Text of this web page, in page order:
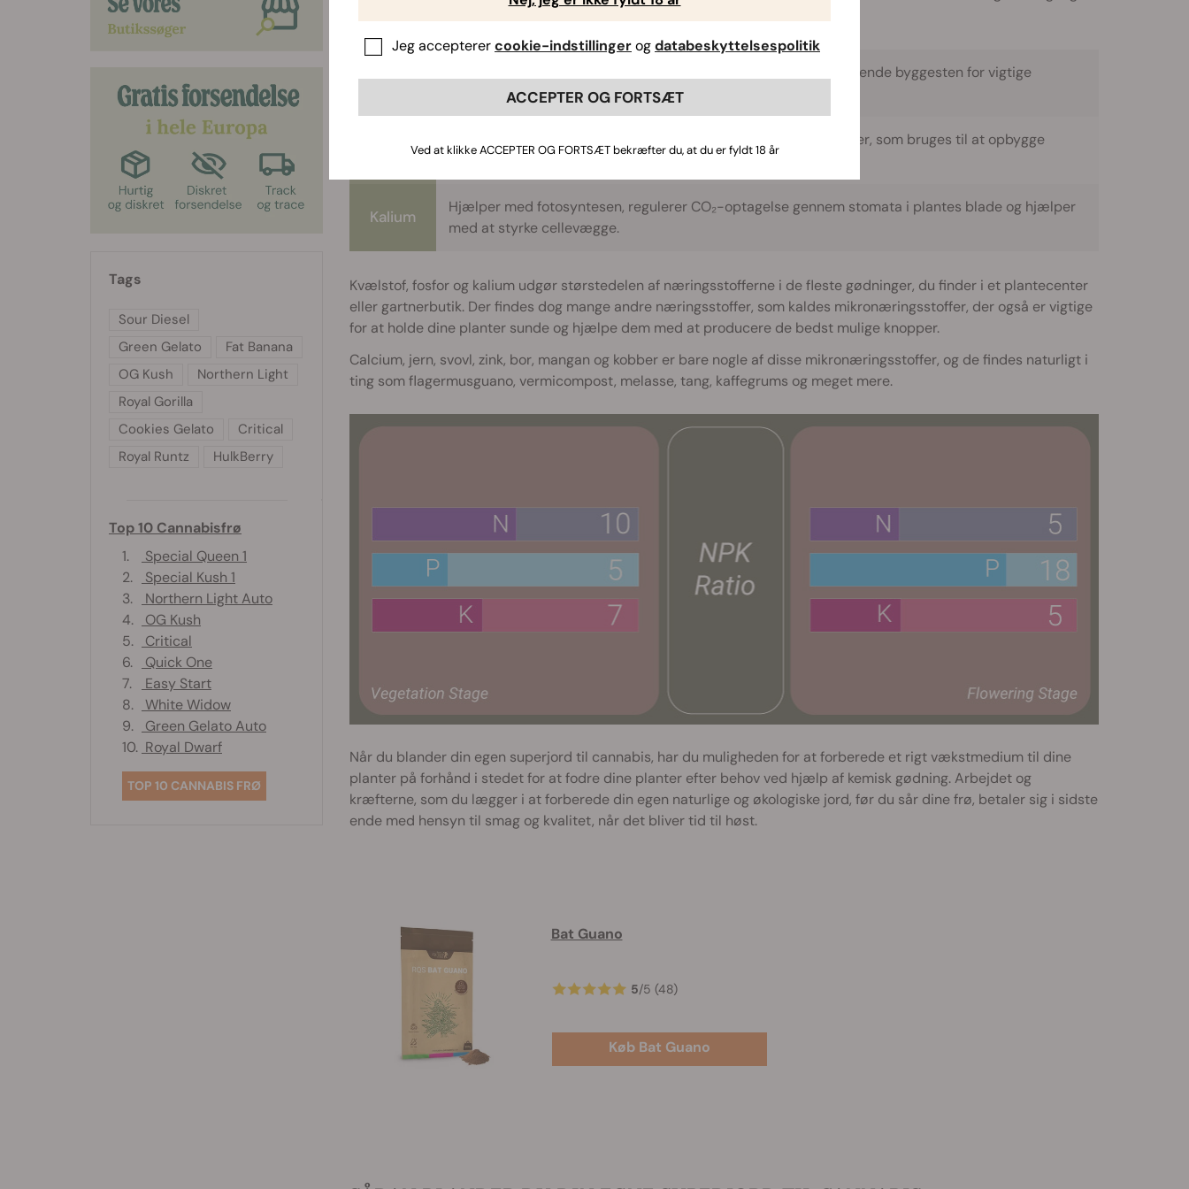
Kvælstof
Er en af hovedkomponenterne i klorofyl, og det er en grundlæggende byggesten for vigtige
aminosyrer.
Fosfor
Er afgørende for produktionen af adenosintrifosfat og fosfolipider, som bruges til at opbygge
cellemembraner.
Kalium
Hjælper med fotosyntesen, regulerer CO₂-optagelse gennem stomata i plantes blade og hjælper
med at styrke cellevægge.
Kvælstof, fosfor og kalium udgør størstedelen af næringsstofferne i de fleste gødninger, du finder i et plantecenter
eller gartnerbutik. Der findes dog mange andre næringsstoffer, som kaldes mikronæringsstoffer, der også er vigtige
for at holde dine planter sunde og hjælpe dem med at producere de bedst mulige knopper.
Calcium, jern, svovl, zink, bor, mangan og kobber er bare nogle af disse mikronæringsstoffer, og de findes naturligt i
ting som flagermusguano, vermicompost, melasse, tang, kaffegrums og meget mere.
Når du blander din egen superjord til cannabis, har du muligheden for at forberede et rigt vækstmedium til dine
planter på forhånd i stedet for at fodre dine planter efter behov ved hjælp af kemisk gødning. Arbejdet og
kræfterne, som du lægger i at forberede din egen naturlige og økologiske jord, før du sår dine frø, betaler sig i sidste
ende med hensyn til smag og kvalitet, når det bliver tid til høst.
Bat Guano
5/5 (48)
Køb Bat Guano
Tags
Sour Diesel
Green Gelato
Fat Banana
OG Kush
Northern Light
Royal Gorilla
Cookies Gelato
Critical
Royal Runtz
HulkBerry
Top 10 Cannabisfrø
1.
Special Queen 1
2.
Special Kush 1
3.
Northern Light Auto
4.
OG Kush
5.
Critical
6.
Quick One
7.
Easy Start
8.
White Widow
9.
Green Gelato Auto
10. Royal Dwarf
TOP 10 CANNABIS FRØ
Jeg accepterercookie-indstillingerogdatabeskyttelsespolitik
ACCEPTER OG FORTSÆT
Ved at klikke ACCEPTER OG FORTSÆT bekræfter du, at du er fyldt 18 år